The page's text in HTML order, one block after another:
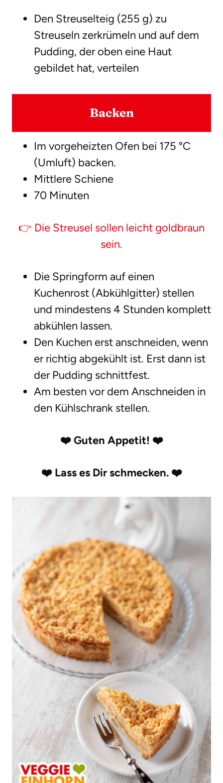
Den Streuselteig (255 g) zu
Streuseln zerkrümeln und auf dem
Pudding, der oben eine Haut
gebildet hat, verteilen
Backen
Im vorgeheizten Ofen bei 175 °C
(Umluft) backen.
Mittlere Schiene
70 Minuten
👉 Die Streusel sollen leicht goldbraun
sein.
Die Springform auf einen
Kuchenrost (Abkühlgitter) stellen
und mindestens 4 Stunden komplett
abkühlen lassen.
Den Kuchen erst anschneiden, wenn
er richtig abgekühlt ist. Erst dann ist
der Pudding schnittfest.
Am besten vor dem Anschneiden in
den Kühlschrank stellen.
❤️ Guten Appetit! ❤️
❤️ Lass es Dir schmecken. ❤️